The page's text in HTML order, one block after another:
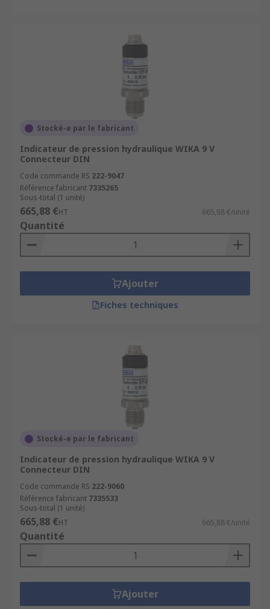
Stocké-e par le fabricant
Indicateur de pression hydraulique WIKA 9 V
Connecteur DIN
Code commande RS 222-9047
Référence fabricant 7335265
Sous-total (1 unité)
665,88 €HT 665,88 €/unité
Quantité
Ajouter
Fiches techniques
Stocké-e par le fabricant
Indicateur de pression hydraulique WIKA 9 V
Connecteur DIN
Code commande RS 222-9060
Référence fabricant 7335533
Sous-total (1 unité)
665,88 €HT 665,88 €/unité
Quantité
Ajouter